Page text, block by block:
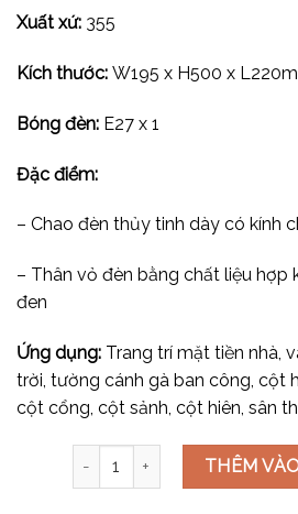
Xuất xứ: 355
Kích thước: W195 x H500 x
Bóng đèn: E27 x 1
Đặc điểm:
– Chao đèn thủy tinh dày có kính
– Thân vỏ đèn bằng chất liệu hợp
đen
Ứng dụng: Trang trí mặt tiền nhà,
trời, tường cánh gà ban công, cột
cột cổng, cột sảnh, cột hiên, sân
Đèn vách ngoài trời VNT6829
THÊM